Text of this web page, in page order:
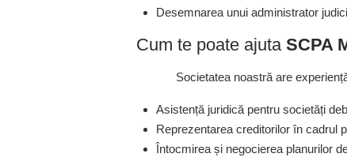
Desemnarea unui administrator
Cum te poate ajuta SCPA
Societatea noastră are
Asistență juridică pentru societăți
Reprezentarea creditorilor în cadrul
Întocmirea și negocierea planurilor